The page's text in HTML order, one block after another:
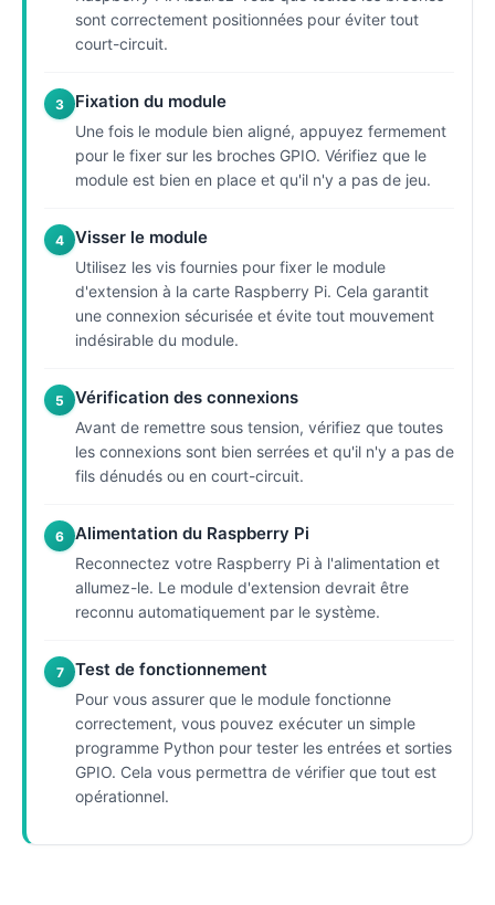
sont correctement positionnées pour éviter tout
court-circuit.
3 Fixation du module
Une fois le module bien aligné, appuyez fermement
pour le fixer sur les broches GPIO. Vérifiez que le
module est bien en place et qu'il n'y a pas de jeu.
4 Visser le module
Utilisez les vis fournies pour fixer le module
d'extension à la carte Raspberry Pi. Cela garantit
une connexion sécurisée et évite tout mouvement
indésirable du module.
5 Vérification des connexions
Avant de remettre sous tension, vérifiez que toutes
les connexions sont bien serrées et qu'il n'y a pas de
fils dénudés ou en court-circuit.
6 Alimentation du Raspberry Pi
Reconnectez votre Raspberry Pi à l'alimentation et
allumez-le. Le module d'extension devrait être
reconnu automatiquement par le système.
7 Test de fonctionnement
Pour vous assurer que le module fonctionne
correctement, vous pouvez exécuter un simple
programme Python pour tester les entrées et sorties
GPIO. Cela vous permettra de vérifier que tout est
opérationnel.